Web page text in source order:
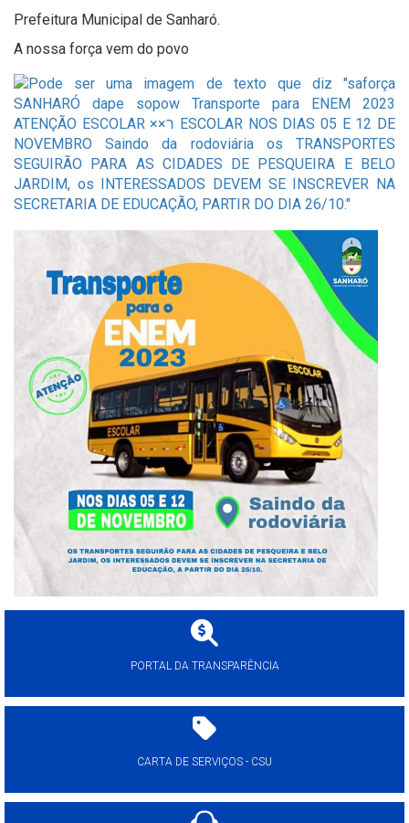
Prefeitura Municipal de Sanharó.
A nossa força vem do povo
PORTAL DA TRANSPARÊNCIA
CARTA DE SERVIÇOS - CSU